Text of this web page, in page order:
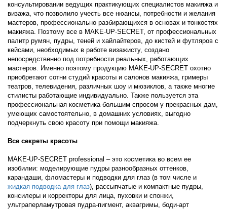
консультировании ведущих практикующих специалистов макияжа и
визажа, что позволило учесть все нюансы, потребности и желания
мастеров, профессионально разбирающихся в основах и тонкостях
макияжа. Поэтому все в MAKE-UP-SECRET, от профессиональных
палитр румян, пудры, теней и хайлайтеров, до кистей и футляров с
кейсами, необходимых в работе визажисту, создано
непосредственно под потребности реальных, работающих
мастеров. Именно поэтому продукцию MAKE-UP-SECRET охотно
приобретают сотни студий красоты и салонов макияжа, гримеры
театров, телевидения, различных шоу и мюзиклов, а также многие
стилисты работающие индивидуально. Также пользуется эта
профессиональная косметика большим спросом у прекрасных дам,
умеющих самостоятельно, в домашних условиях, выгодно
подчеркнуть свою красоту при помощи макияжа.
Все секреты красоты
MAKE-UP-SECRET professional – это косметика во всем ее
изобилии: моделирующие пудры разнообразных оттенков,
карандаши, фломастеры и подводки для глаз (в том числе и
жидкая подводка для глаз), рассыпчатые и компактные пудры,
консилеры и корректоры для лица, пуховки и спонжи,
ультраперламутровая пудра-пигмент, аквагримы, боди-арт